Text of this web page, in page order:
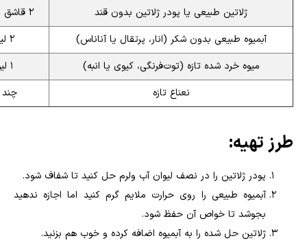
ژلاتین طبیعی یا پودر ژلاتین بدون قند
۲ قاشق غذاخوری
آبمیوه طبیعی بدون شکر (انار، پرتقال یا آناناس)
۲ لیوان
میوه خرد شده تازه (توت‌فرنگی، کیوی یا انبه)
۱ لیوان
نعناع تازه
طرز تهیه:
پودر ژلاتین را در نصف لیوان آب ولرم حل کنید تا شفاف شود.
آبمیوه طبیعی را روی حرارت ملایم گرم کنید اما اجازه ندهید
بجوشد تا خواص آن حفظ شود.
ژلاتین حل شده را به آبمیوه اضافه کرده و خوب هم بزنید.